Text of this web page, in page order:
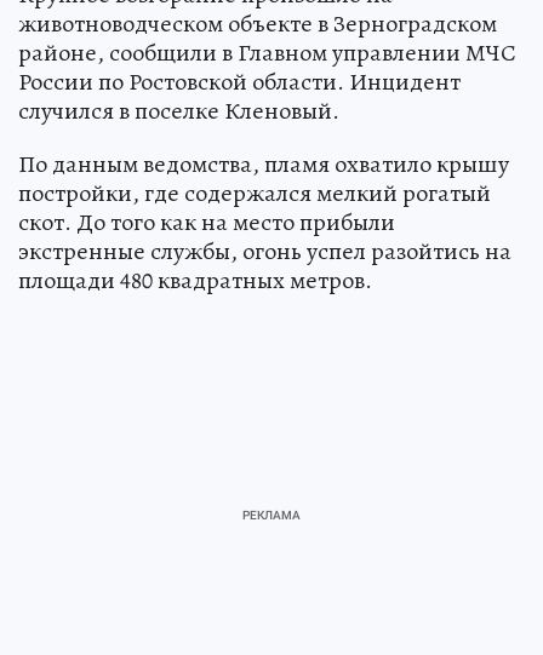
животноводческом объекте в Зерноградском
районе, сообщили в Главном управлении МЧС
России по Ростовской области. Инцидент
случился в поселке Кленовый.
По данным ведомства, пламя охватило крышу
постройки, где содержался мелкий рогатый
скот. До того как на место прибыли
экстренные службы, огонь успел разойтись на
площади 480 квадратных метров.